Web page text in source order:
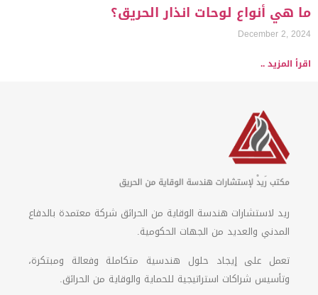
ما هي أنواع لوحات انذار الحريق؟
December 2, 2024
اقرأ المزيد ..
ريد لاستشارات هندسة الوقاية من الحرائق شركة معتمدة بالدفاع
المدني والعديد من الجهات الحكومية.
تعمل على إيجاد حلول هندسية متكاملة وفعالة ومبتكرة،
وتأسيس شراكات استراتيجية للحماية والوقاية من الحرائق.